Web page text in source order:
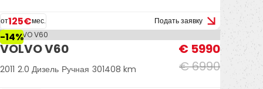
от125€мес. Подать заявку
-14%
VOLVO V60
€ 6990
€ 5990
2011 2.0 Дизель Ручная 301408 km